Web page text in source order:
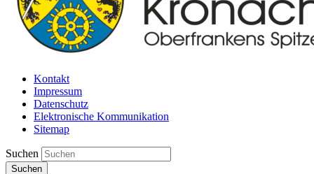
Kontakt
Impressum
Datenschutz
Elektronische Kommunikation
Sitemap
Suchen
Suchen